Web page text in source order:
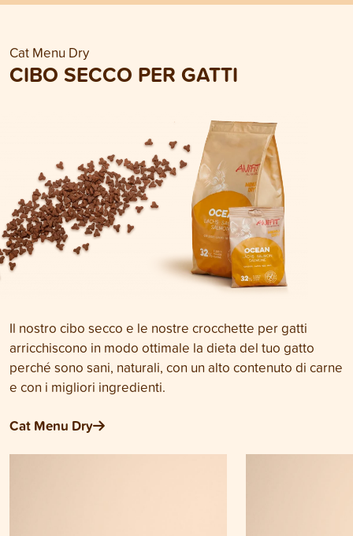
Cat Menu Dry
CIBO SECCO PER GATTI
Il nostro cibo secco e le nostre crocchette per gatti
arricchiscono in modo ottimale la dieta del tuo gatto
perché sono sani, naturali, con un alto contenuto di carne
e con i migliori ingredienti.
Cat Menu Dry